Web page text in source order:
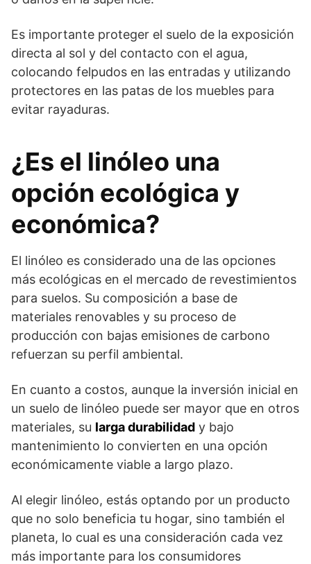
Es importante proteger el suelo de la exposición
directa al sol y del contacto con el agua,
colocando felpudos en las entradas y utilizando
protectores en las patas de los muebles para
evitar rayaduras.
¿Es el linóleo una
opción ecológica y
económica?
El linóleo es considerado una de las opciones
más ecológicas en el mercado de revestimientos
para suelos. Su composición a base de
materiales renovables y su proceso de
producción con bajas emisiones de carbono
refuerzan su perfil ambiental.
En cuanto a costos, aunque la inversión inicial en
un suelo de linóleo puede ser mayor que en otros
materiales, su larga durabilidad y bajo
mantenimiento lo convierten en una opción
económicamente viable a largo plazo.
Al elegir linóleo, estás optando por un producto
que no solo beneficia tu hogar, sino también el
planeta, lo cual es una consideración cada vez
más importante para los consumidores